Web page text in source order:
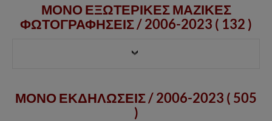
ΜΟΝΟ ΕΞΩΤΕΡΙΚΕΣ ΜΑΖΙΚΕΣ
ΦΩΤΟΓΡΑΦΗΣΕΙΣ /2006-2023 ( 132 )
ΜΟΝΟ ΕΚΔΗΛΩΣΕΙΣ / 2006-2023 ( 505
)